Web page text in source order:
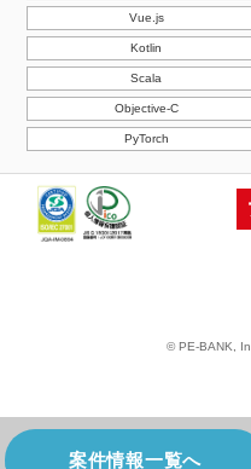
Vue.js
Kotlin
Scala
Objective-C
PyTorch
© PE-BANK,
案件情報一覧へ